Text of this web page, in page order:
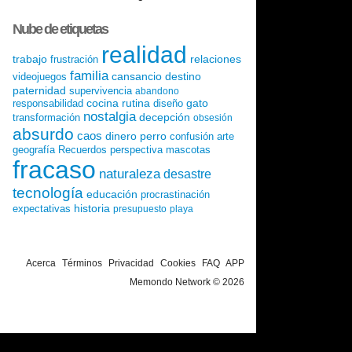
Nube de etiquetas
trabajo frustración realidad relaciones
videojuegos familia cansancio destino
paternidad supervivencia abandono
responsabilidad cocina rutina diseño gato
transformación nostalgia decepción obsesión
absurdo caos dinero perro confusión arte
geografía Recuerdos perspectiva mascotas
fracaso naturaleza desastre
tecnología educación procrastinación
expectativas historia presupuesto playa
Acerca Términos Privacidad Cookies FAQ APP
Memondo Network © 2026